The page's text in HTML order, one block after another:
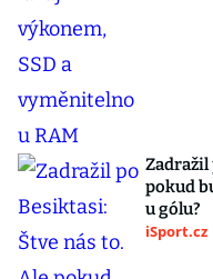
Zadražil
pokud
u gólu?
iSport.cz